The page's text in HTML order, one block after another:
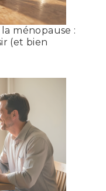
ménopause :
(et bien